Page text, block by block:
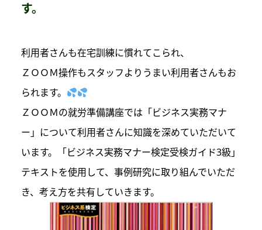
す。
利用者さんも在宅訓練に慣れてこられ、
ＺＯＯＭ操作もスタッフよりうまい利用者さんもお
られます。
ＺＯＯＭの就労準備講座では「ビジネス実務マナ
ー」について利用者さんに知識を深めていただいて
います。「ビジネス実務マナー検定受検ガイド3級」
テキストを使用して、事例研究に取り組んでいただ
き、考え方を共有していきます。